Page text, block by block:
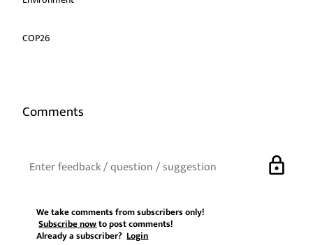
COP26
Comments
lock
We take comments from subscribers only!
Subscribe nowto post comments!
Already a subscriber?Login